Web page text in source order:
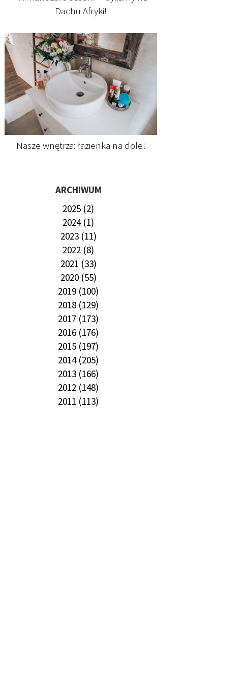
Dachu Afryki!
Nasze wnętrza: łazienka na dole!
ARCHIWUM
2025 (2)
2024 (1)
2023 (11)
2022 (8)
2021 (33)
2020 (55)
2019 (100)
2018 (129)
2017 (173)
2016 (176)
2015 (197)
2014 (205)
2013 (166)
2012 (148)
2011 (113)